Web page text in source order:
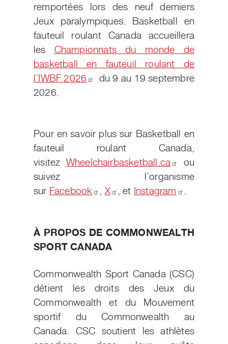
remportées lors des neuf derniers
Jeux paralympiques. Basketball en
fauteuil roulant Canada accueillera
les Championnats du monde de
basketball en fauteuil roulant de
l’IWBF 2026
du 9 au 19 septembre
2026.
Pour en savoir plus sur Basketball en
fauteuil roulant Canada,
visitez Wheelchairbasketball.ca
ou
suivez l’organisme
sur Facebook , X , et Instagram .
À PROPOS DE COMMONWEALTH
SPORT CANADA
Commonwealth Sport Canada (CSC)
détient les droits des Jeux du
Commonwealth et du Mouvement
sportif du Commonwealth au
Canada. CSC soutient les athlètes